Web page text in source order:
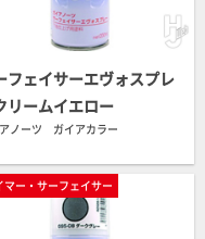
フェイサーエヴォスプレ
リームイエロー
ノーツ ガイアカラー
マー・サーフェイサー